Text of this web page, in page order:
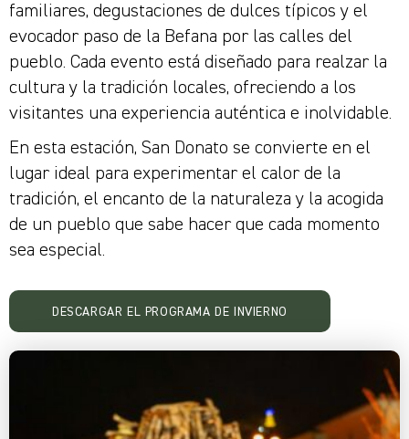
familiares, degustaciones de dulces típicos y el
evocador paso de la Befana por las calles del
pueblo. Cada evento está diseñado para realzar la
cultura y la tradición locales, ofreciendo a los
visitantes una experiencia auténtica e inolvidable.
En esta estación, San Donato se convierte en el
lugar ideal para experimentar el calor de la
tradición, el encanto de la naturaleza y la acogida
de un pueblo que sabe hacer que cada momento
sea especial.
DESCARGAR EL PROGRAMA DE INVIERNO